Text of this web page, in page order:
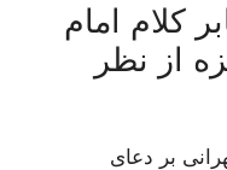
کلام امام
از نظر
بر دعای